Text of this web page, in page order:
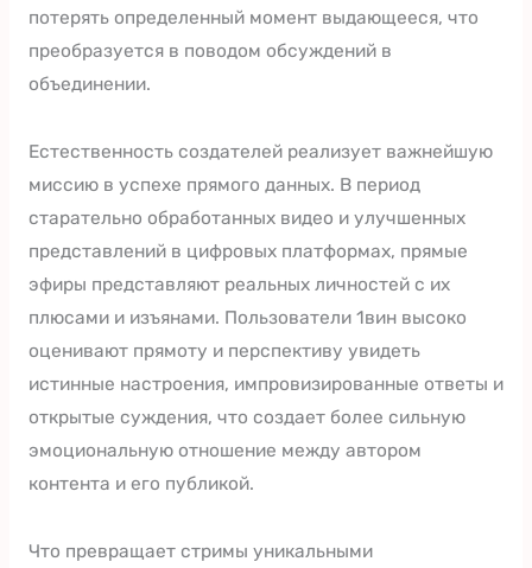
потерять определенный момент выдающееся, что
преобразуется в поводом обсуждений в
объединении.
Естественность создателей реализует важнейшую
миссию в успехе прямого данных. В период
старательно обработанных видео и улучшенных
представлений в цифровых платформах, прямые
эфиры представляют реальных личностей с их
плюсами и изъянами. Пользователи 1вин высоко
оценивают прямоту и перспективу увидеть
истинные настроения, импровизированные ответы и
открытые суждения, что создает более сильную
эмоциональную отношение между автором
контента и его публикой.
Что превращает стримы уникальными